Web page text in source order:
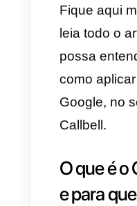
criar
e o
seu bot
los e
para